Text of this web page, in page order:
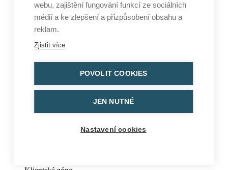
webu, zajištění fungování funkcí ze sociálních
médií a ke zlepšení a přizpůsobení obsahu a
reklam.
Zjistit více
POVOLIT COOKIES
JEN NUTNÉ
Nastavení cookies